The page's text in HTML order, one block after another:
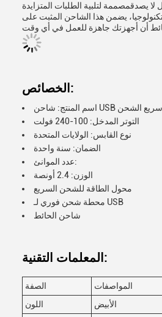
يصدقمصممة لتلبية الطلبات المتزايدة
يضمن هذا الشاحن المثبت على
الخصائص:
اسم المنتج: شاحن USB سريع الشحن
التوتر المدخل: 100-240 فولت
نوع القابس: الولايات المتحدة
الضمان: سنة واحدة
عدد الموانئ:
الوزن: 2.4 أونصة
محول الطاقة للشحن السريع
محطة شحن فوري لـ USB
شاحن الحائط
المعلمات التقنية:
الصفة
المواصفات
اللون
الأبيض